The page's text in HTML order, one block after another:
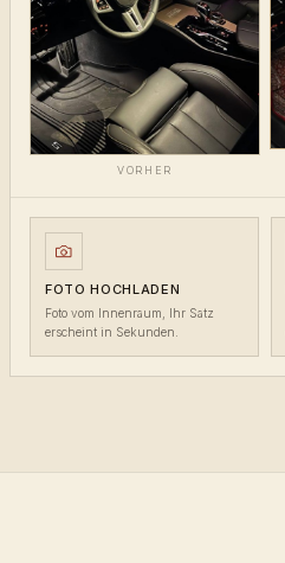
VORHER
FOTO HOCHLADEN
Foto vom Innenraum, Ihr Satz
erscheint in Sekunden.